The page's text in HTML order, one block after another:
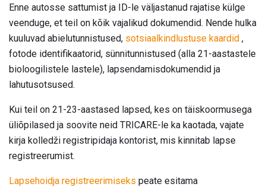
Enne autosse sattumist ja ID-le väljastanud rajatise külge
veenduge, et teil on kõik vajalikud dokumendid. Nende hulka
kuuluvad abielutunnistused, sotsiaalkindlustuse kaardid ,
fotode identifikaatorid, sünnitunnistused (alla 21-aastastele
bioloogilistele lastele), lapsendamisdokumendid ja
lahutusotsused.
Kui teil on 21-23-aastased lapsed, kes on täiskoormusega
üliõpilased ja soovite neid TRICARE-le ka kaotada, vajate
kirja kolledži registripidaja kontorist, mis kinnitab lapse
registreerumist.
Lapsehoidja registreerimiseks peate esitama